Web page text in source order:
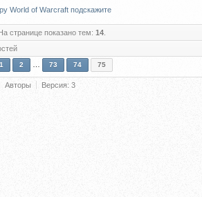
World of Warcraft подскажите
На странице показано тем: 14
1 2 73 74 75
Авторы Версия: 3